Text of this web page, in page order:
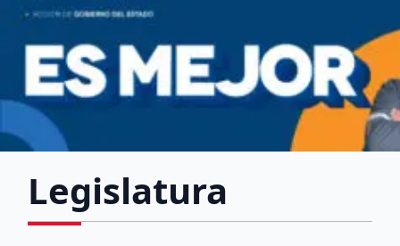
Legislatura